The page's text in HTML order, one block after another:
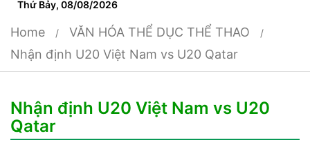
Thứ Bảy, 08/08/2026
Home
VĂN HÓA THỂ DỤC THỂ THAO
Nhận định U20 Việt Nam vs U20 Qatar
Nhận định U20 Việt Nam vs U20
Qatar